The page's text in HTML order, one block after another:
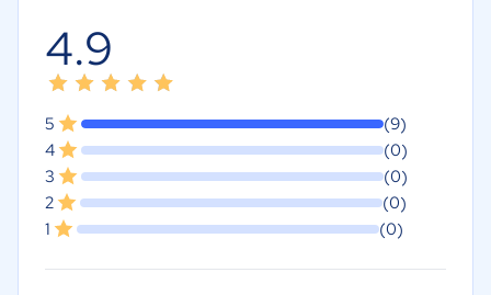
4.9
5
(9)
4
(0)
3
(0)
2
(0)
1
(0)